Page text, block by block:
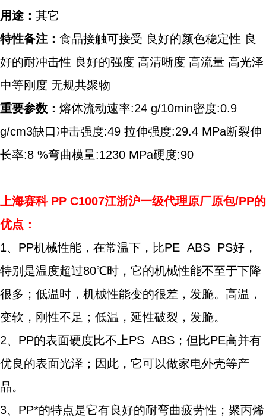
用途： 其它
特性备注： 食品接触可接受 良好的颜色稳定性 良
好的耐冲击性 良好的强度 高清晰度 高流量 高光泽
中等刚度 无规共聚物
重要参数： 熔体流动速率:24 g/10min密度:0.9
g/cm3缺口冲击强度:49 拉伸强度:29.4 MPa断裂伸
长率:8 %弯曲模量:1230 MPa硬度:90
上海赛科 PP C1007江浙沪一级代理原厂原包/PP的
优点：
1、PP机械性能，在常温下，比PE ABS PS好，
特别是温度超过80℃时，它的机械性能不至于下降
很多；低温时，机械性能变的很差，发脆。高温，
变软，刚性不足；低温，延性破裂，发脆。
2、PP的表面硬度比不上PS ABS；但比PE高并有
优良的表面光泽；因此，它可以做家电外壳等产
品。
3、PP*的特点是它有良好的耐弯曲疲劳性；聚丙烯